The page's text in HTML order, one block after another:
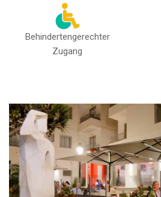
Behindertengerechter
Zugang